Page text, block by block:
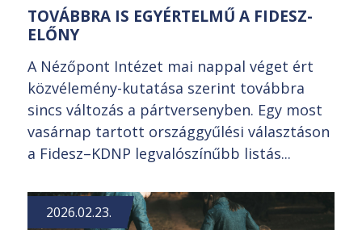
TOVÁBBRA IS EGYÉRTELMŰ A FIDESZ-
ELŐNY
A Nézőpont Intézet mai nappal véget ért
közvélemény-kutatása szerint továbbra
sincs változás a pártversenyben. Egy most
vasárnap tartott országgyűlési választáson
a Fidesz–KDNP legvalószínűbb listás...
2026.02.23.